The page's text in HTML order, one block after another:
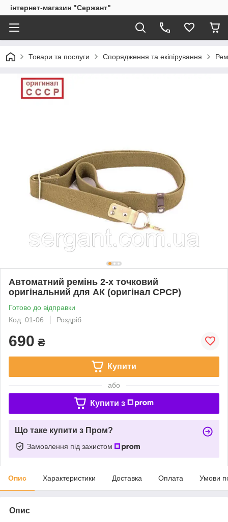
інтернет-магазин "Сержант"
Товари та послуги Спорядження та екіпірування
Автоматний ремінь 2-х точковий
оригінальний для АК (оригінал СРСР)
Готово до відправки
Код: 01-06
Роздріб
690 ₴
Купити
або
Купити з
Що таке купити з Пром?
Замовлення під захистом
Опис Характеристики Доставка Оплата Умови
Опис